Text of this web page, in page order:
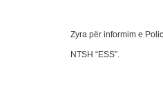
Zyra për informim e
NTSH “ESS”.